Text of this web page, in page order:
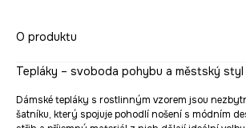
O produktu
Tepláky – svoboda pohybu a městský styl
Dámské tepláky s rostlinným vzorem jsou
šatníku, který spojuje pohodlí nošení s módním